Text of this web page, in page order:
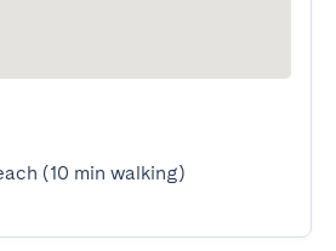
(10 min walking)